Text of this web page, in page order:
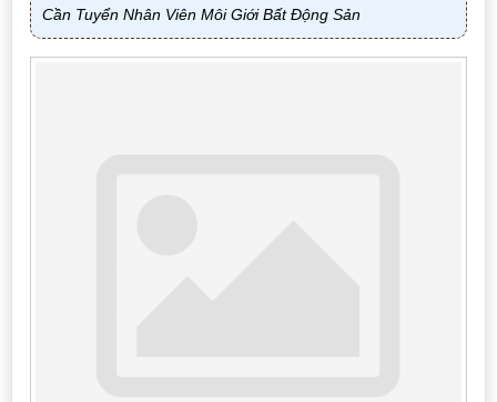
Cần thuê MBKD tại Phường Phương Liệt
Cần thuê MBKD tại Phường Khương Đình
Cần thuê MBKD tại Phường Yên Sở
Cần Tuyển Nhân Viên Môi Giới Bất Động Sản